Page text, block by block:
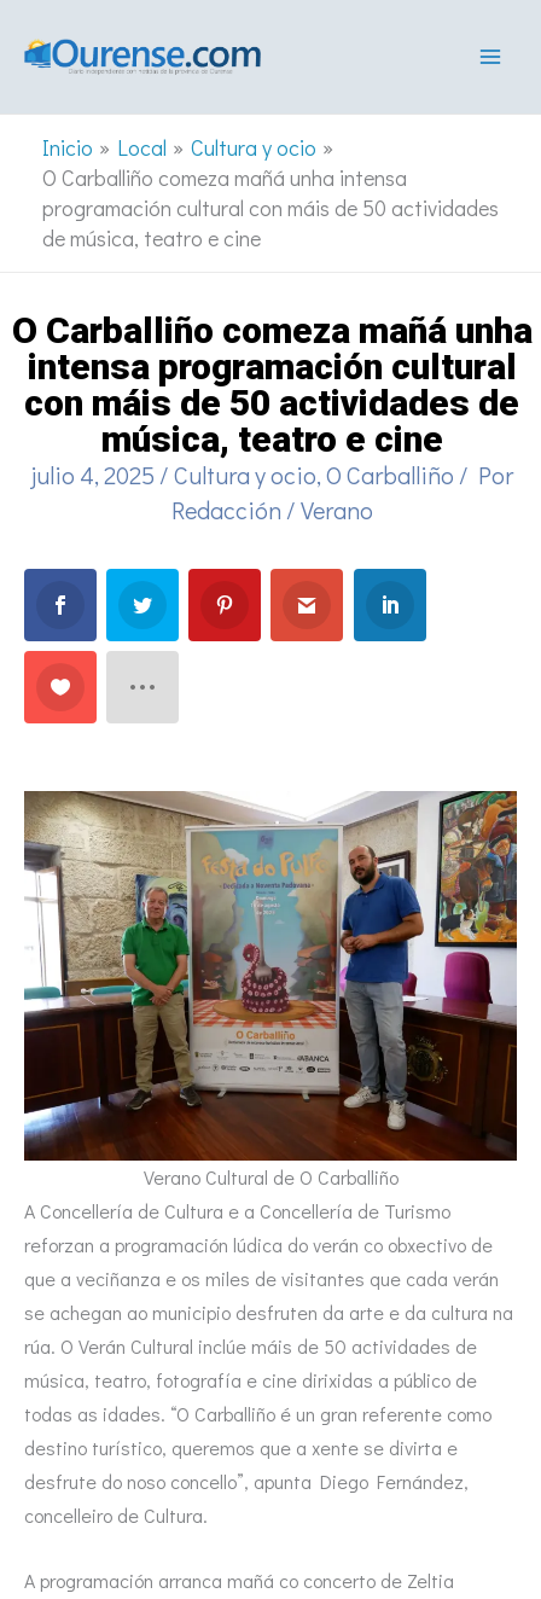
Inicio Local
Cultura y ocio
O Carballiño comeza mañá unha intensa
programación cultural con máis de 50 actividades
de música, teatro e cine
O Carballiño comeza mañá unha
intensa programación cultural
con máis de 50 actividades de
música, teatro e cine
julio 4, 2025 /Cultura y ocio,O Carballiño / Por
Redacción /Verano
Verano Cultural de O Carballiño
A Concellería de Cultura e a Concellería de Turismo
reforzan a programación lúdica do verán co obxectivo de
que a veciñanza e os miles de visitantes que cada verán
se achegan ao municipio desfruten da arte e da cultura na
rúa. O Verán Cultural inclúe máis de 50 actividades de
música, teatro, fotografía e cine dirixidas a público de
todas as idades. “O Carballiño é un gran referente como
destino turístico, queremos que a xente se divirta e
desfrute do noso concello”, apunta Diego Fernández,
concelleiro de Cultura.
A programación arranca mañá co concerto de Zeltia